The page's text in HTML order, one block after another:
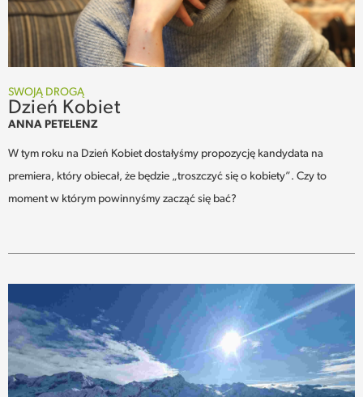
SWOJĄ DROGĄ
Dzień Kobiet
ANNA PETELENZ
W tym roku na Dzień Kobiet dostałyśmy propozycję kandydata na
premiera, który obiecał, że będzie „troszczyć się o kobiety”. Czy to
moment w którym powinnyśmy zacząć się bać?